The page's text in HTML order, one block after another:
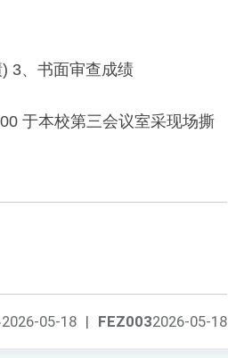
3、书面审查成绩
于本校第三会议室采现场撕
FEZ0032026-05-18
2026-05-18 |